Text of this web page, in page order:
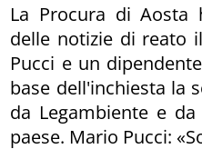
La Procura di
delle notizie di reato
Pucci e un
base dell'inchiesta la
da Legambiente e
paese. Mario Pucci: